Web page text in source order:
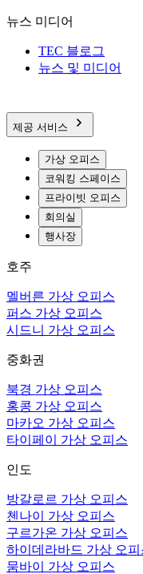
뉴스 미디어
TEC 블로그
뉴스 및 미디어
제공 서비스
가상 오피스
코워킹 스페이스
프라이빗 오피스
회의실
행사장
호주
멜버른 가상 오피스
퍼스 가상 오피스
시드니 가상 오피스
중화권
북경 가상 오피스
홍콩 가상 오피스
마카오 가상 오피스
타이페이 가상 오피스
인도
방갈로르 가상 오피스
첸나이 가상 오피스
구르가온 가상 오피스
하이데라바드 가상 오피
뭄바이 가상 오피스